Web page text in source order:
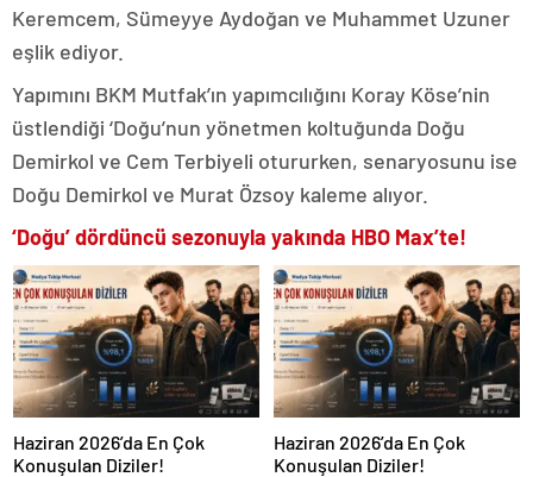
Keremcem, Sümeyye Aydoğan ve Muhammet Uzuner
eşlik ediyor.
Yapımını BKM Mutfak’ın yapımcılığını Koray Köse’nin
üstlendiği ‘Doğu’nun yönetmen koltuğunda Doğu
Demirkol ve Cem Terbiyeli otururken, senaryosunu ise
Doğu Demirkol ve Murat Özsoy kaleme alıyor.
‘Doğu’ dördüncü sezonuyla yakında HBO Max’te!
Haziran 2026’da En Çok
Konuşulan Diziler!
Haziran 2026’da En Çok
Konuşulan Diziler!